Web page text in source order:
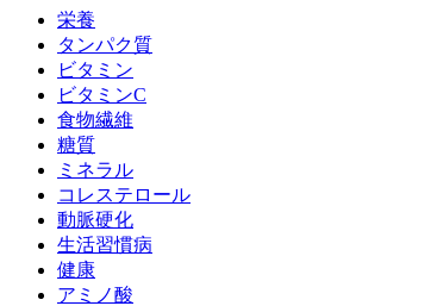
栄養
タンパク質
ビタミン
ビタミンC
食物繊維
糖質
ミネラル
コレステロール
動脈硬化
生活習慣病
健康
アミノ酸